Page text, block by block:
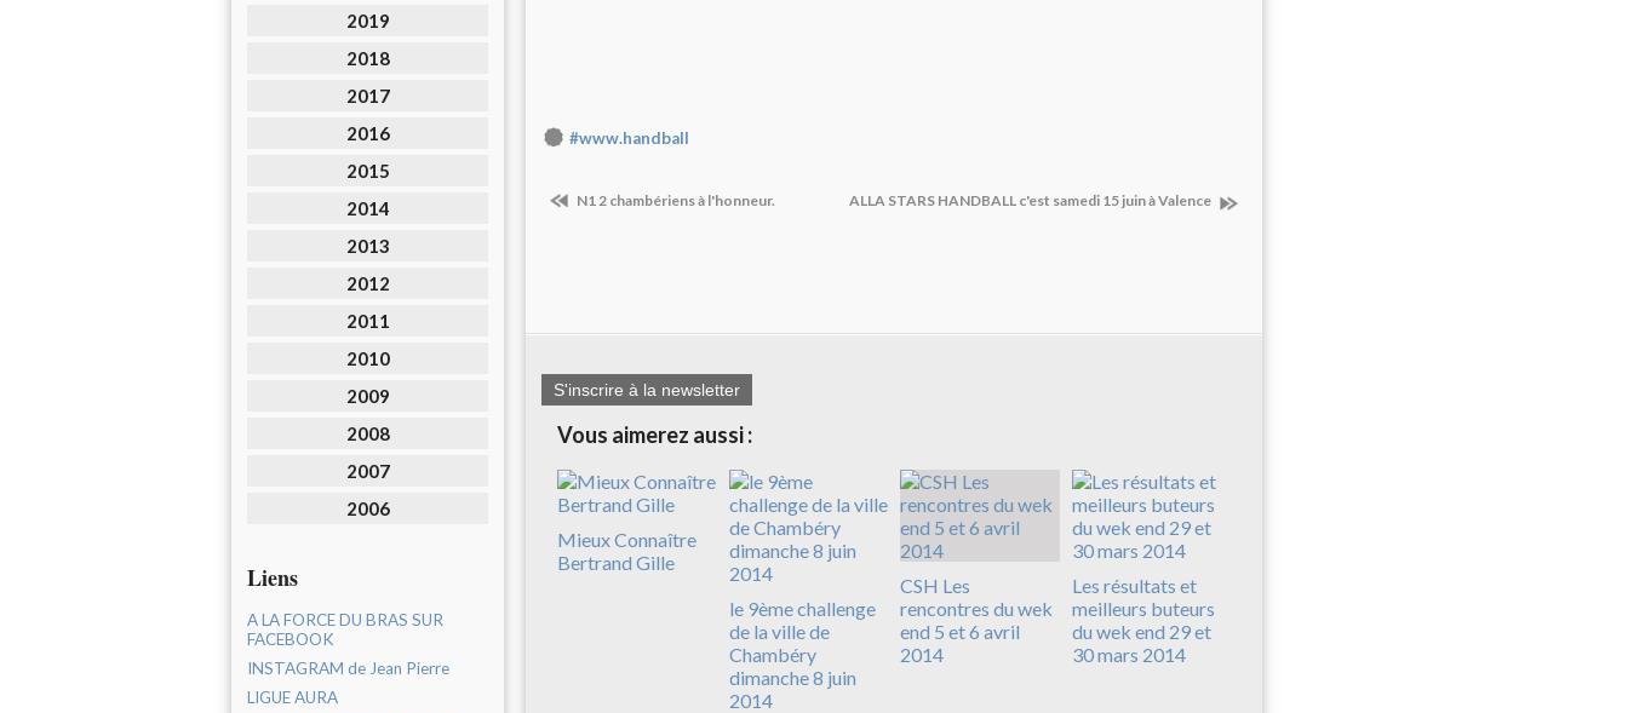
2019
2018
2017
2016
2015
2014
2013
2012
2011
2010
2009
2008
2007
2006
Liens
A LA FORCE DU BRAS SUR
FACEBOOK
INSTAGRAM de Jean Pierre
LIGUE AURA
#www.handball
N1 2 chambériens à l'honneur. ALLA STARS HANDBALL c'est samedi 15 juin à Valence
S'inscrire à la newsletter
Vous aimerez aussi :
Mieux Connaître
Bertrand Gille
le 9ème challenge
de la ville de
Chambéry
dimanche 8 juin
2014
CSH Les
rencontres du wek
end 5 et 6 avril
2014
Les résultats et
meilleurs buteurs
du wek end 29 et
30 mars 2014